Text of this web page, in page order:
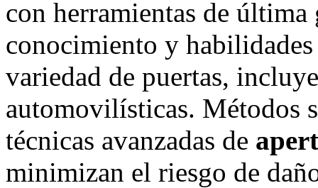
con herramientas de
conocimiento y
variedad de puertas,
automovilísticas. Métodos
técnicas avanzadas de
minimizan el riesgo de